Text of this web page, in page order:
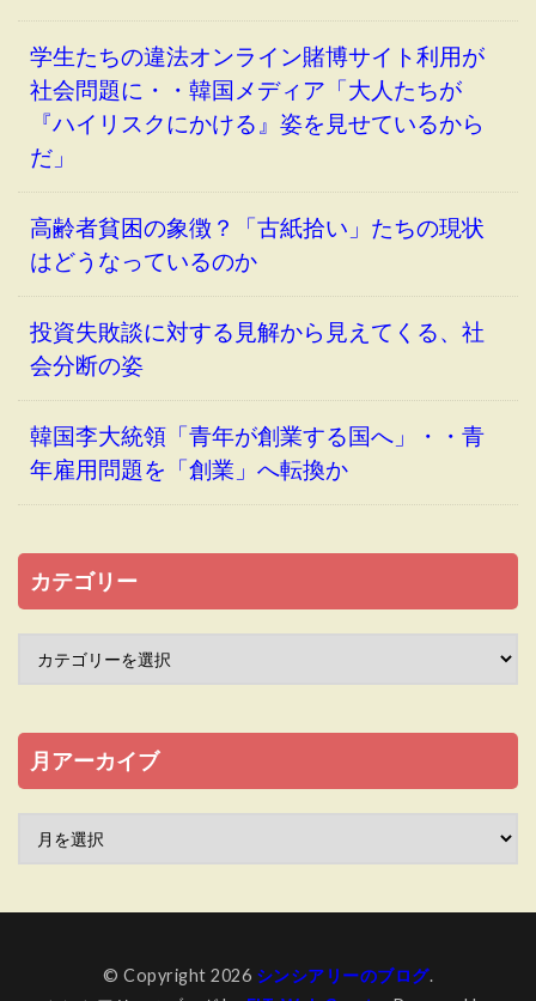
学生たちの違法オンライン賭博サイト利用が
社会問題に・・韓国メディア「大人たちが
『ハイリスクにかける』姿を見せているから
だ」
高齢者貧困の象徴？「古紙拾い」たちの現状
はどうなっているのか
投資失敗談に対する見解から見えてくる、社
会分断の姿
韓国李大統領「青年が創業する国へ」・・青
年雇用問題を「創業」へ転換か
カテゴリー
月アーカイブ
© Copyright 2026 シンシアリーのブログ.